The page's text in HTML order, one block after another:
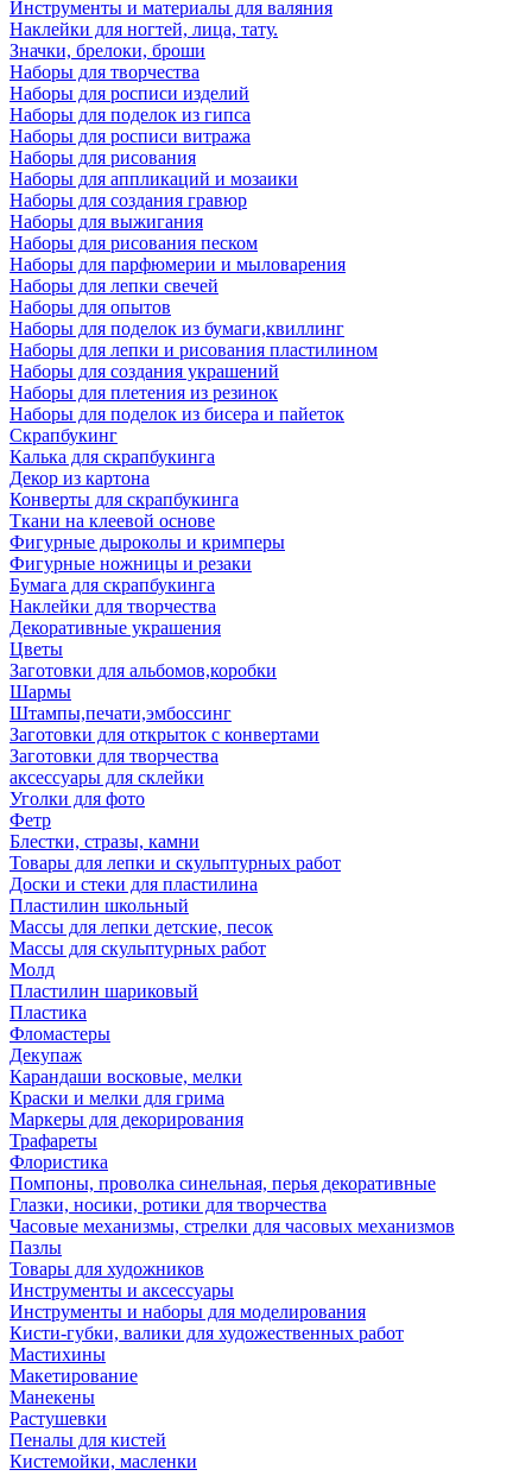
Инструменты и материалы для валяния
Наклейки для ногтей, лица, тату.
Значки, брелоки, броши
Наборы для творчества
Наборы для росписи изделий
Наборы для поделок из гипса
Наборы для росписи витража
Наборы для рисования
Наборы для аппликаций и мозаики
Наборы для создания гравюр
Наборы для выжигания
Наборы для рисования песком
Наборы для парфюмерии и мыловарения
Наборы для лепки свечей
Наборы для опытов
Наборы для поделок из бумаги,квиллинг
Наборы для лепки и рисования пластилином
Наборы для создания украшений
Наборы для плетения из резинок
Наборы для поделок из бисера и пайеток
Скрапбукинг
Калька для скрапбукинга
Декор из картона
Конверты для скрапбукинга
Ткани на клеевой основе
Фигурные дыроколы и кримперы
Фигурные ножницы и резаки
Бумага для скрапбукинга
Наклейки для творчества
Декоративные украшения
Цветы
Заготовки для альбомов,коробки
Шармы
Штампы,печати,эмбоссинг
Заготовки для открыток с конвертами
Заготовки для творчества
аксессуары для склейки
Уголки для фото
Фетр
Блестки, стразы, камни
Товары для лепки и скульптурных работ
Доски и стеки для пластилина
Пластилин школьный
Массы для лепки детские, песок
Массы для скульптурных работ
Молд
Пластилин шариковый
Пластика
Фломастеры
Декупаж
Карандаши восковые, мелки
Краски и мелки для грима
Маркеры для декорирования
Трафареты
Флористика
Помпоны, проволка синельная, перья декоративные
Глазки, носики, ротики для творчества
Часовые механизмы, стрелки для часовых механизмов
Пазлы
Товары для художников
Инструменты и аксессуары
Инструменты и наборы для моделирования
Кисти-губки, валики для художественных работ
Мастихины
Макетирование
Манекены
Растушевки
Пеналы для кистей
Кистемойки, масленки